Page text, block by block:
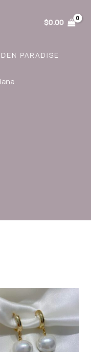
$0.00
PARADISE